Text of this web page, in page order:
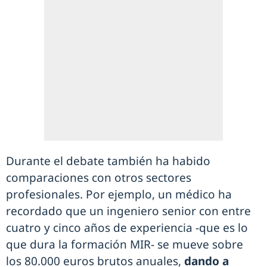
Durante el debate también ha habido
comparaciones con otros sectores
profesionales. Por ejemplo, un médico ha
recordado que un ingeniero senior con entre
cuatro y cinco años de experiencia -que es lo
que dura la formación MIR- se mueve sobre
los 80.000 euros brutos anuales, dando a